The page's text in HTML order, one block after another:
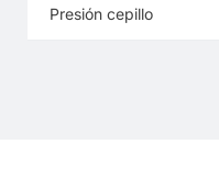
Presión cepillo